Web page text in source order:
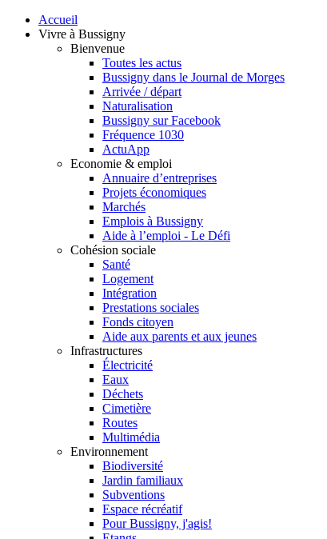
Accueil
Vivre à Bussigny
Bienvenue
Toutes les actus
Bussigny dans le Journal de Morges
Arrivée / départ
Naturalisation
Bussigny sur Facebook
Fréquence 1030
ActuApp
Economie & emploi
Annuaire d’entreprises
Projets économiques
Marchés
Emplois à Bussigny
Aide à l’emploi - Le Défi
Cohésion sociale
Santé
Logement
Intégration
Prestations sociales
Fonds citoyen
Aide aux parents et aux jeunes
Infrastructures
Électricité
Eaux
Déchets
Cimetière
Routes
Multimédia
Environnement
Biodiversité
Jardin familiaux
Subventions
Espace récréatif
Pour Bussigny, j'agis!